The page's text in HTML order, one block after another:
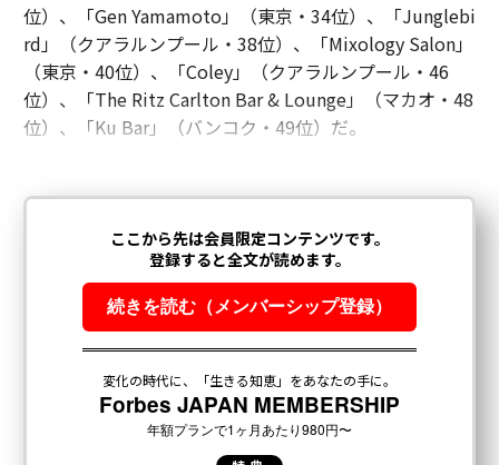
位）、「Gen Yamamoto」（東京・34位）、「Junglebi
rd」（クアラルンプール・38位）、「Mixology Salon」
（東京・40位）、「Coley」（クアラルンプール・46
位）、「The Ritz Carlton Bar & Lounge」（マカオ・48
位）、「Ku Bar」（バンコク・49位）だ。